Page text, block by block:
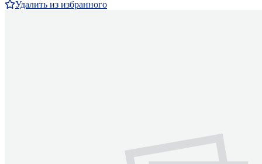
Удалить из избранного